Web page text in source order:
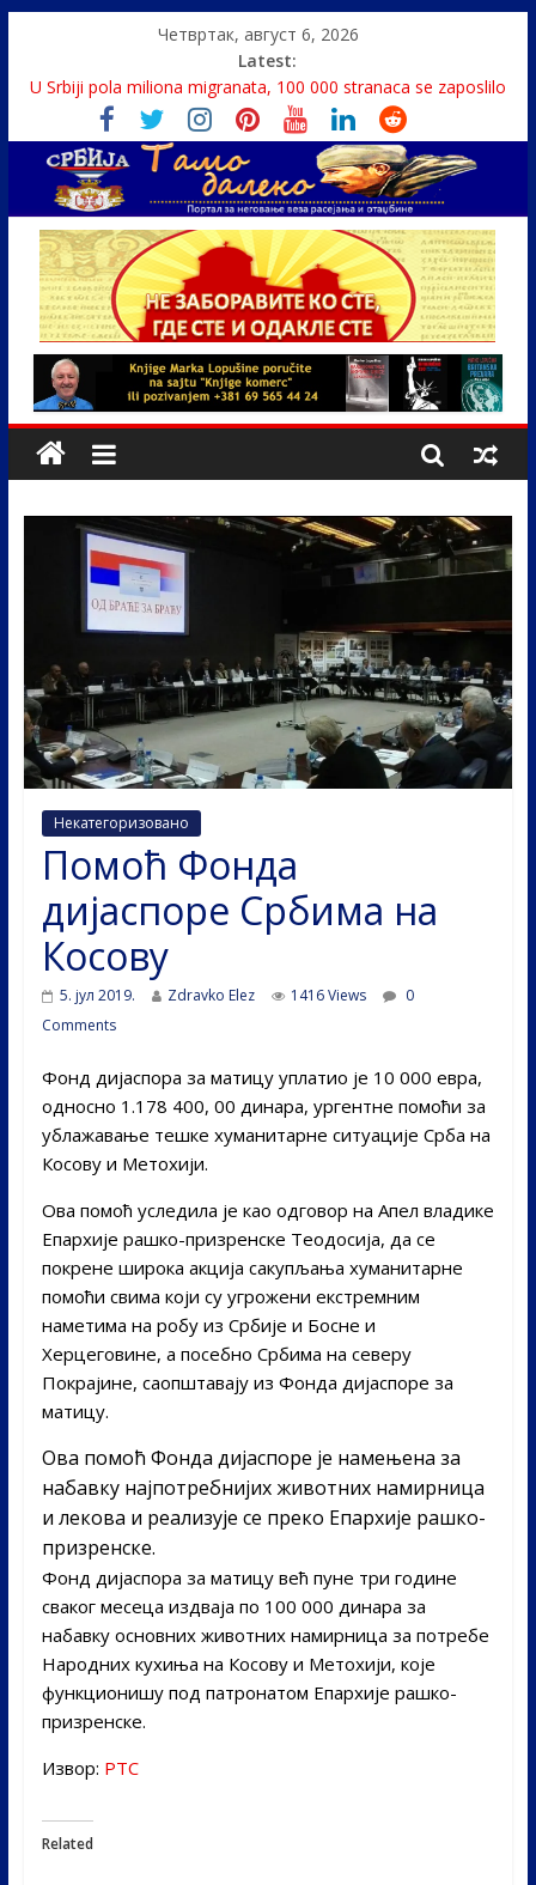
Четвртак, август 6, 2026
Latest:
U Srbiji pola miliona migranata, 100 000 stranaca se zaposlilo
Како је „Господар књига“ проглашен народним
непријатељем
Čije je pravo na istinu o Nikoli Tesli?
Srbin zaspao na Dunavu, reka ga odnela u Rumuniju
Politika i seks glavne teme srpskih medija
Некатегоризовано
Помоћ Фонда
дијаспоре Србима на
Косову
5. јул 2019. Zdravko Elez 1416 Views
0
Comments
Фонд дијаспора за матицу уплатио је 10 000 евра,
односно 1.178 400, 00 динара, ургентне помоћи за
ублажавање тешке хуманитарне ситуације Срба на
Косову и Метохији.
Ова помоћ уследила је као одговор на Апел владике
Епархије рашко-призренске Теодосија, да се
покрене широка акција сакупљања хуманитарне
помоћи свима који су угрожени екстремним
наметима на робу из Србије и Босне и
Херцеговине, а посебно Србима на северу
Покрајине, саопштавају из Фонда дијаспоре за
матицу.
Ова помоћ Фонда дијаспоре је намeњена за
набавку најпотребнијих животних намирница
и лекова и реализује се преко Епархије рашко-
призренске.
Фонд дијаспора за матицу већ пуне три године
сваког месеца издваја по 100 000 динара за
набавку основних животних намирница за потребе
Народних кухиња на Косову и Метохији, које
функционишу под патронатом Епархије рашко-
призренске.
Извор: РТС
Related